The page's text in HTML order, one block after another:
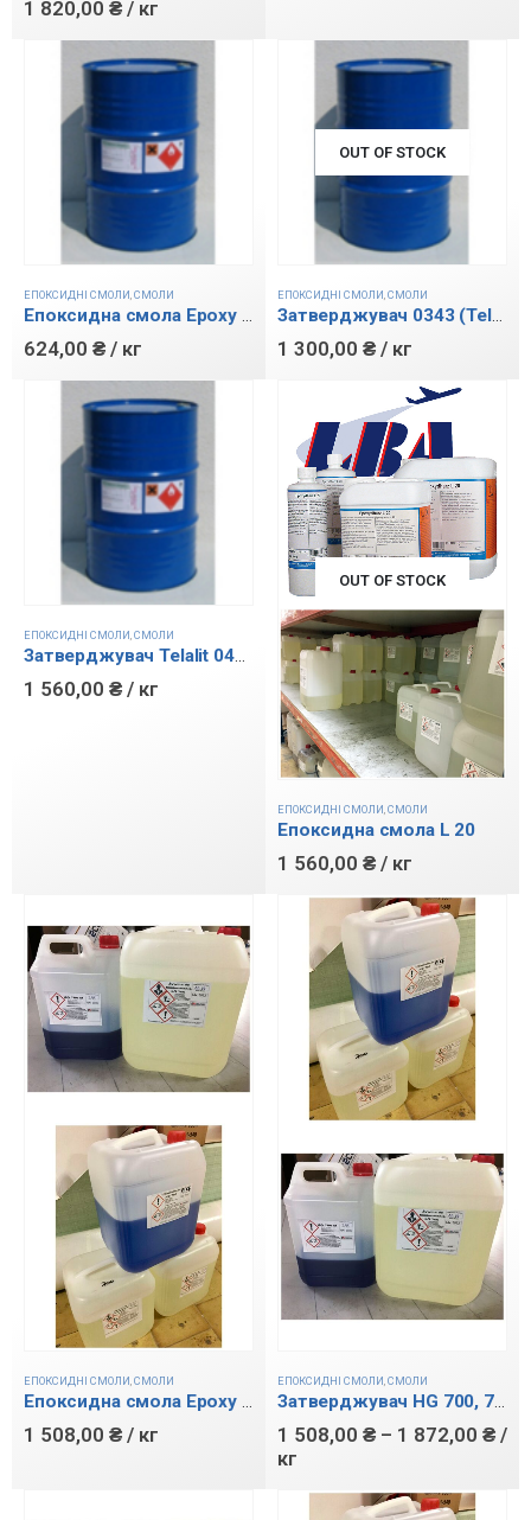
1 820,00 ₴ / кг
ЕПОКСИДНІ СМОЛИ СМОЛИ
624,00 ₴ / кг
OUT OF STOCK
ЕПОКСИДНІ СМОЛИ СМОЛИ
1 300,00 ₴ / кг
ЕПОКСИДНІ СМОЛИ,СМОЛИ
Затверджувач Telalit 0492
1 560,00 ₴ / кг
OUT OF STOCK
ЕПОКСИДНІ СМОЛИ,СМОЛИ
Епоксидна смола L 20
1 560,00 ₴ / кг
ЕПОКСИДНІ СМОЛИ,СМОЛИ
Епоксидна смола Epoxy LG 700
1 508,00 ₴ / кг
ЕПОКСИДНІ СМОЛИ,СМОЛИ
Затверджувач HG 700, 737
1 508,00 ₴ – 1 872,00 ₴ /
кг